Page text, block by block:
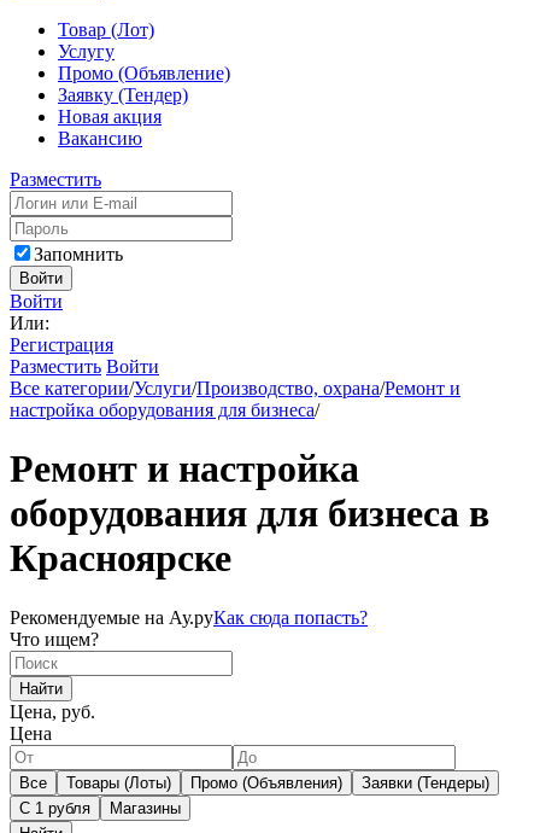
Товар (Лот)
Услугу
Промо (Объявление)
Заявку (Тендер)
Новая акция
Вакансию
Разместить
Запомнить
Войти
Войти
Или:
Регистрация
Разместить Войти
Все категории/Услуги/Производство, охрана/Ремонт и
настройка оборудования для бизнеса/
Ремонт и настройка
оборудования для бизнеса в
Красноярске
Рекомендуемые на Ау.руКак сюда попасть?
Что ищем?
Найти
Цена, руб.
Цена
Все Товары (Лоты) Промо (Объявления)
Заявки (Тендеры)
С 1 рубля
Магазины